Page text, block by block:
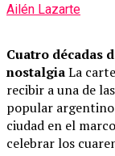
Ailén Lazarte
Cuatro décadas
nostalgiaLa
recibir a una de
popular
ciudad en el
celebrar los